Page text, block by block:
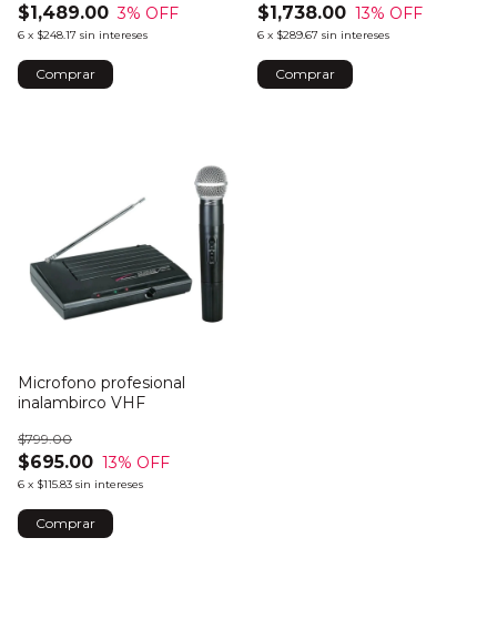
$1,489.00 3% OFF
6 x $248.17 sin intereses
$1,738.00 13% OFF
6 x $289.67 sin intereses
Microfono profesional
inalambirco VHF
$695.00
$799.00
13% OFF
6 x $115.83 sin intereses